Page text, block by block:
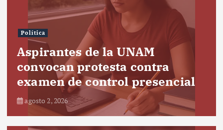
Política
Aspirantes de la UNAM
convocan protesta contra
examen de control presencial
agosto 2, 2026